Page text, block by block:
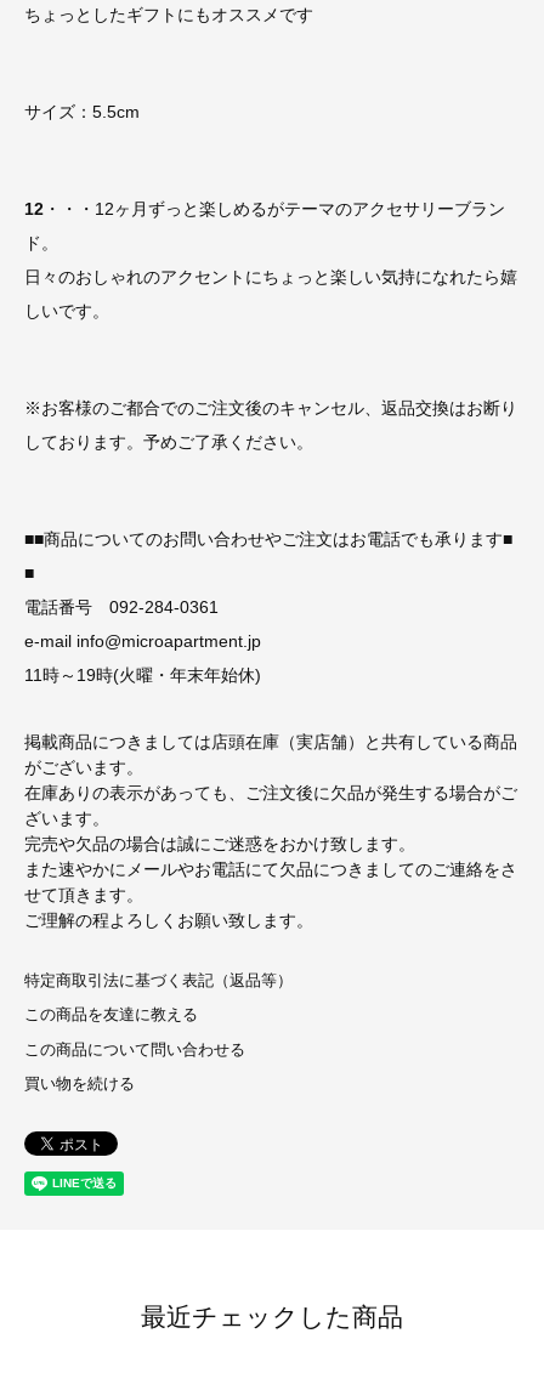
ちょっとしたギフトにもオススメです
サイズ：5.5cm
12 ・・・12ヶ月ずっと楽しめるがテーマのアクセサリーブラン
ド。
日々のおしゃれのアクセントにちょっと楽しい気持になれたら嬉
しいです。
※お客様のご都合でのご注文後のキャンセル、返品交換はお断り
しております。予めご了承ください。
■■商品についてのお問い合わせやご注文はお電話でも承ります■
■
電話番号 092-284-0361
e-mail info@microapartment.jp
11時～19時(火曜・年末年始休)
掲載商品につきましては店頭在庫（実店舗）と共有している商品
がございます。
在庫ありの表示があっても、ご注文後に欠品が発生する場合がご
ざいます。
完売や欠品の場合は誠にご迷惑をおかけ致します。
また速やかにメールやお電話にて欠品につきましてのご連絡をさ
せて頂きます。
ご理解の程よろしくお願い致します。
特定商取引法に基づく表記（返品等）
この商品を友達に教える
この商品について問い合わせる
買い物を続ける
最近チェックした商品